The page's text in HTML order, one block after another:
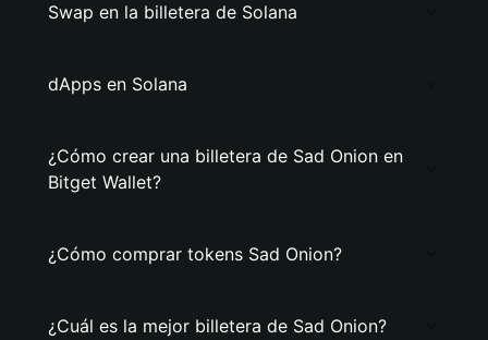
Swap en la billetera de Solana
dApps en Solana
¿Cómo crear una billetera de Sad Onion en
Bitget Wallet?
¿Cómo comprar tokens Sad Onion?
¿Cuál es la mejor billetera de Sad Onion?